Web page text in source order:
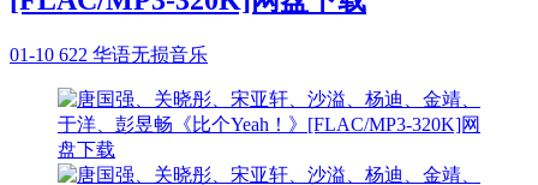
01-10 622 华语无损音乐